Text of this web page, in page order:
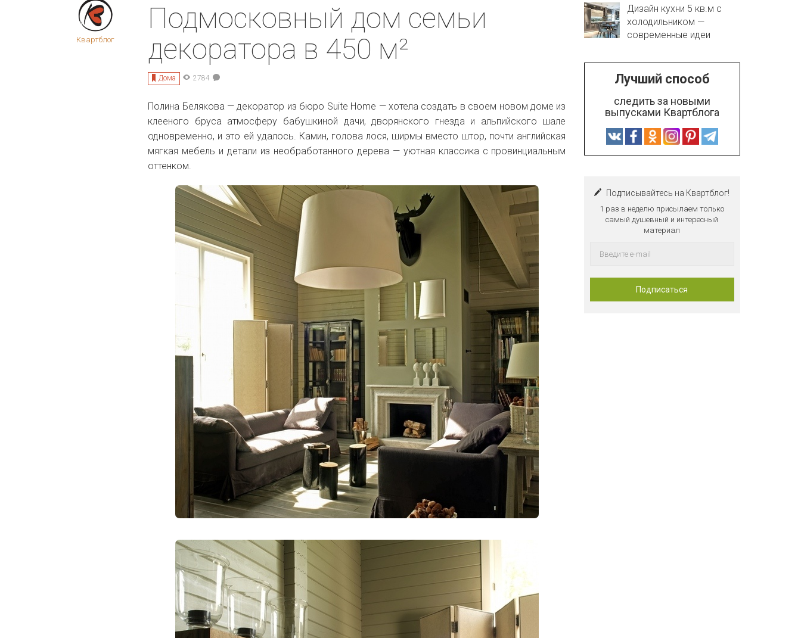
Квартблог
Подмосковный дом семьи
декоратора в 450 м²
Дома 2784
Полина Белякова — декоратор из бюро Suite Home — хотела создать в своем новом доме из
клееного бруса атмосферу бабушкиной дачи, дворянского гнезда и альпийского шале
одновременно, и это ей удалось. Камин, голова лося, ширмы вместо штор, почти английская
мягкая мебель и детали из необработанного дерева — уютная классика с провинциальным
оттенком.
Дизайн кухни 5 кв.м с
холодильником —
современные идеи
Лучший способ
следить за новыми
выпусками Квартблога
Подписывайтесь на Квартблог!
1 раз в неделю присылаем только
самый душевный и интересный
материал